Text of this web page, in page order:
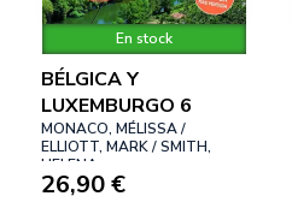
En stock
BÉLGICA Y
LUXEMBURGO 6
MONACO, MÉLISSA /
ELLIOTT, MARK / SMITH,
HELENA
26,90 €